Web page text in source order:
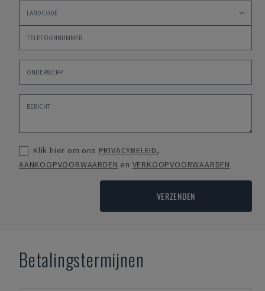
Klik hier om ons PRIVACYBELEID,
AANKOOPVOORWAARDEN en VERKOOPVOORWAARDEN
VERZENDEN
Betalingstermijnen